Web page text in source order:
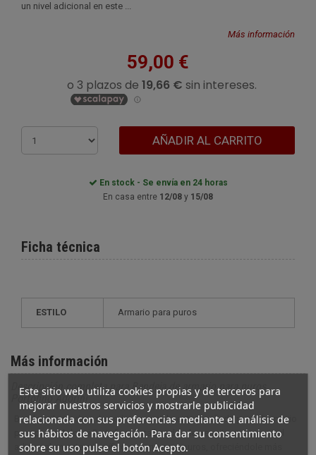
Este sitio web utiliza cookies propias y de terceros para
mejorar nuestros servicios y mostrarle publicidad
relacionada con sus preferencias mediante el análisis de
sus hábitos de navegación. Para dar su consentimiento
sobre su uso pulse el botón Acepto.
un nivel adicional en este ...
Más información
59,00 €
AÑADIR AL CARRITO
En stock - Se envía en 24 horas
En casa entre 12/08 y 15/08
Ficha técnica
ESTILO armario para puros
Más información
Descripción completa para Bandeja de armario para puros
Portofino Adorini
Bandeja de madera de cedro especialmente diseñada para el armario
para puros Adorini Portofino. Esta bandeja le permite crear un nivel
adicional en este magnífico armario para puros, ofreciéndole más